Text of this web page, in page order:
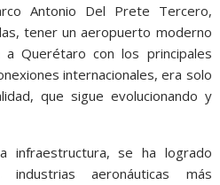
Antonio Del Prete Tercero,
tener un aeropuerto moderno
Querétaro con los principales
internacionales, era solo
que sigue evolucionando y
infraestructura, se ha logrado
aeronáuticas más